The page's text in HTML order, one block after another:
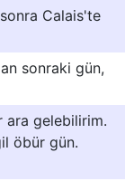
Calais'te
sonraki gün,
ara gelebilirim.
öbür gün.